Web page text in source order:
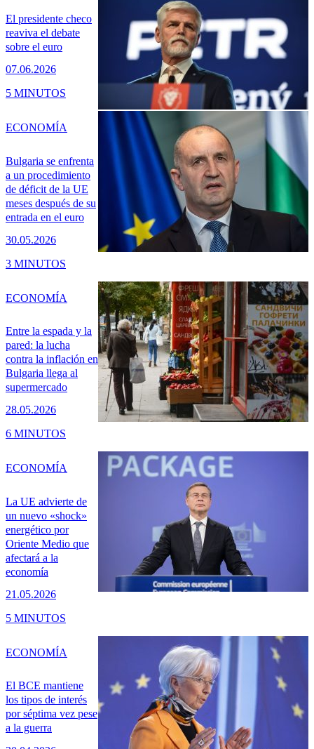
El presidente checo
reaviva el debate
sobre el euro
07.06.2026
5 MINUTOS
Bulgaria se enfrenta
a un procedimiento
de déficit de la UE
meses después de su
entrada en el euro
30.05.2026
ECONOMÍA
3 MINUTOS
Entre la espada y la
pared: la lucha
contra la inflación en
Bulgaria llega al
supermercado
28.05.2026
ECONOMÍA
6 MINUTOS
La UE advierte de
un nuevo «shock»
energético por
Oriente Medio que
afectará a la
economía
21.05.2026
ECONOMÍA
5 MINUTOS
El BCE mantiene
los tipos de interés
por séptima vez pese
a la guerra
ECONOMÍA